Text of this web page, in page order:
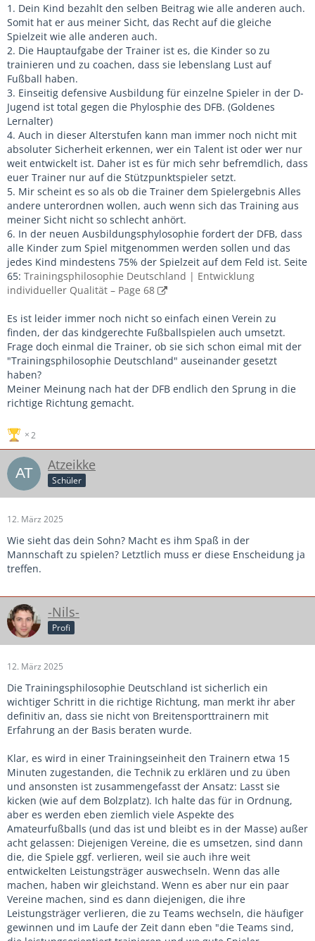
1. Dein Kind bezahlt den selben Beitrag wie alle anderen auch.
Somit hat er aus meiner Sicht, das Recht auf die gleiche
Spielzeit wie alle anderen auch.
2. Die Hauptaufgabe der Trainer ist es, die Kinder so zu
trainieren und zu coachen, dass sie lebenslang Lust auf
Fußball haben.
3. Einseitig defensive Ausbildung für einzelne Spieler in der D-
Jugend ist total gegen die Phylosphie des DFB. (Goldenes
Lernalter)
4. Auch in dieser Alterstufen kann man immer noch nicht mit
absoluter Sicherheit erkennen, wer ein Talent ist oder wer nur
weit entwickelt ist. Daher ist es für mich sehr befremdlich, dass
euer Trainer nur auf die Stützpunktspieler setzt.
5. Mir scheint es so als ob die Trainer dem Spielergebnis Alles
andere unterordnen wollen, auch wenn sich das Training aus
meiner Sicht nicht so schlecht anhört.
6. In der neuen Ausbildungsphylosophie fordert der DFB, dass
alle Kinder zum Spiel mitgenommen werden sollen und das
jedes Kind mindestens 75% der Spielzeit auf dem Feld ist. Seite
65: Trainingsphilosophie Deutschland | Entwicklung
individueller Qualität – Page 68
Es ist leider immer noch nicht so einfach einen Verein zu
finden, der das kindgerechte Fußballspielen auch umsetzt.
Frage doch einmal die Trainer, ob sie sich schon eimal mit der
"Trainingsphilosophie Deutschland" auseinander gesetzt
haben?
Meiner Meinung nach hat der DFB endlich den Sprung in die
richtige Richtung gemacht.
2
Atzeikke
Schüler
12. März 2025
Wie sieht das dein Sohn? Macht es ihm Spaß in der
Mannschaft zu spielen? Letztlich muss er diese Enscheidung ja
treffen.
-Nils-
Profi
12. März 2025
Die Trainingsphilosophie Deutschland ist sicherlich ein
wichtiger Schritt in die richtige Richtung, man merkt ihr aber
definitiv an, dass sie nicht von Breitensporttrainern mit
Erfahrung an der Basis beraten wurde.
Klar, es wird in einer Trainingseinheit den Trainern etwa 15
Minuten zugestanden, die Technik zu erklären und zu üben
und ansonsten ist zusammengefasst der Ansatz: Lasst sie
kicken (wie auf dem Bolzplatz). Ich halte das für in Ordnung,
aber es werden eben ziemlich viele Aspekte des
Amateurfußballs (und das ist und bleibt es in der Masse) außer
acht gelassen: Diejenigen Vereine, die es umsetzen, sind dann
die, die Spiele ggf. verlieren, weil sie auch ihre weit
entwickelten Leistungsträger auswechseln. Wenn das alle
machen, haben wir gleichstand. Wenn es aber nur ein paar
Vereine machen, sind es dann diejenigen, die ihre
Leistungsträger verlieren, die zu Teams wechseln, die häufiger
gewinnen und im Laufe der Zeit dann eben "die Teams sind,